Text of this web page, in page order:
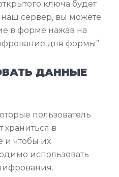
ключа будет
сервер, вы можете
в форме нажав на
для формы”.
ДАННЫЕ
пользователь
храниться в
и чтобы их
использовать